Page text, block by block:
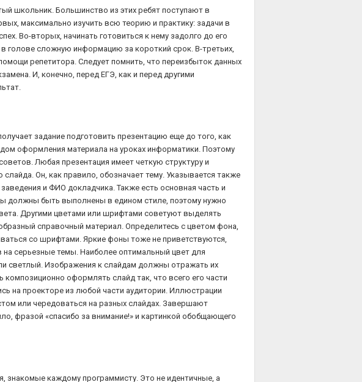
школьник. Большинство из этих ребят поступают в
максимально изучить всю теорию и практику: задачи в
Во-вторых, начинать готовиться к нему задолго до его
голове сложную информацию за короткий срок. В-третьих,
репетитора. Следует помнить, что переизбыток данных
И, конечно, перед ЕГЭ, как и перед другими
задание подготовить презентацию еще до того, как
оформления материала на уроках информатики. Поэтому
Любая презентация имеет четкую структуру и
слайда. Он, как правило, обозначает тему. Указывается также
и ФИО докладчика. Также есть основная часть и
должны быть выполнены в едином стиле, поэтому нужно
Другими цветами или шрифтами советуют выделять
справочный материал. Определитесь с цветом фона,
со шрифтами. Яркие фоны тоже не приветствуются,
серьезные темы. Наиболее оптимальный цвет для
светлый. Изображения к слайдам должны отражать их
композиционно оформлять слайд так, что всего его части
на проекторе из любой части аудитории. Иллюстрации
или чередоваться на разных слайдах. Завершают
фразой «спасибо за внимание!» и картинкой обобщающего
знакомые каждому программисту. Это не идентичные, а